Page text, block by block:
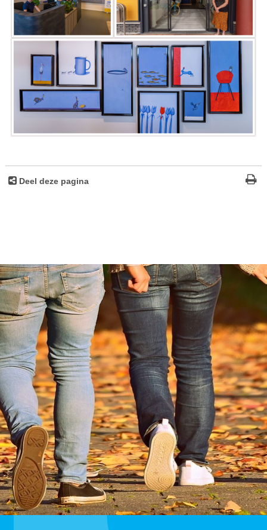
Deel deze pagina